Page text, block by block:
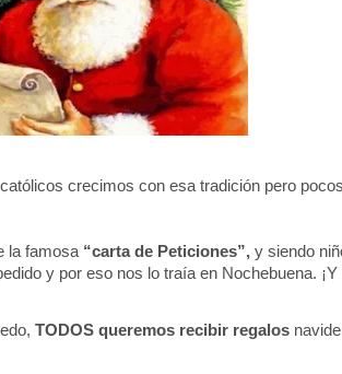
crecimos con esa tradición pero
la famosa “carta de Peticiones”, y siendo
y por eso nos lo traía en Nochebuena.
TODOS queremos recibir regalos